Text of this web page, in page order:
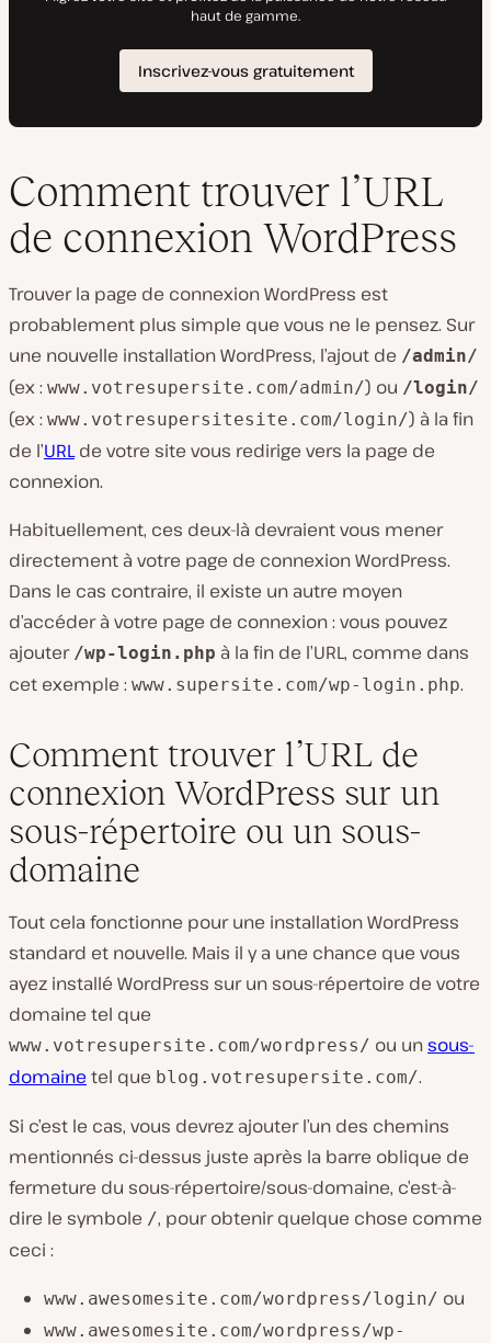
Comment trouver l’URL
de connexion WordPress
Trouver la page de connexion WordPress est
probablement plus simple que vous ne le pensez. Sur
une nouvelle installation WordPress, l’ajout de /admin/
(ex : www.votresupersite.com/admin/) ou /login/
(ex : www.votresupersitesite.com/login/) à la fin
de l’URLde votre site vous redirige vers la page de
connexion.
Habituellement, ces deux-là devraient vous mener
directement à votre page de connexion WordPress.
Dans le cas contraire, il existe un autre moyen
d’accéder à votre page de connexion : vous pouvez
ajouter /wp-login.php à la fin de l’URL, comme dans
cet exemple : www.supersite.com/wp-login.php.
Comment trouver l’URL de
connexion WordPress sur un
sous-répertoire ou un sous-
domaine
Tout cela fonctionne pour une installation WordPress
standard et nouvelle. Mais il y a une chance que vous
ayez installé WordPress sur un sous-répertoire de votre
domaine tel que
www.votresupersite.com/wordpress/ ou unsous-
domaine tel que blog.votresupersite.com/.
Si c’est le cas, vous devrez ajouter l’un des chemins
mentionnés ci-dessus juste après la barre oblique de
fermeture du sous-répertoire/sous-domaine, c’est-à-
dire le symbole /, pour obtenir quelque chose comme
ceci :
www.awesomesite.com/wordpress/login/ ou
www.awesomesite.com/wordpress/wp-